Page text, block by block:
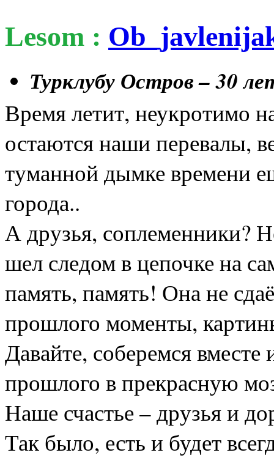
Lesom :
Турклубу Остров – 30
Время летит, неукротимо
остаются наши перевалы,
туманной дымке времени
города..
А друзья, соплеменники?
шел следом в цепочке на
память, память! Она не
прошлого моменты,
Давайте, соберемся
прошлого в прекрасную
Наше счастье – друзья и
Так было, есть и будет